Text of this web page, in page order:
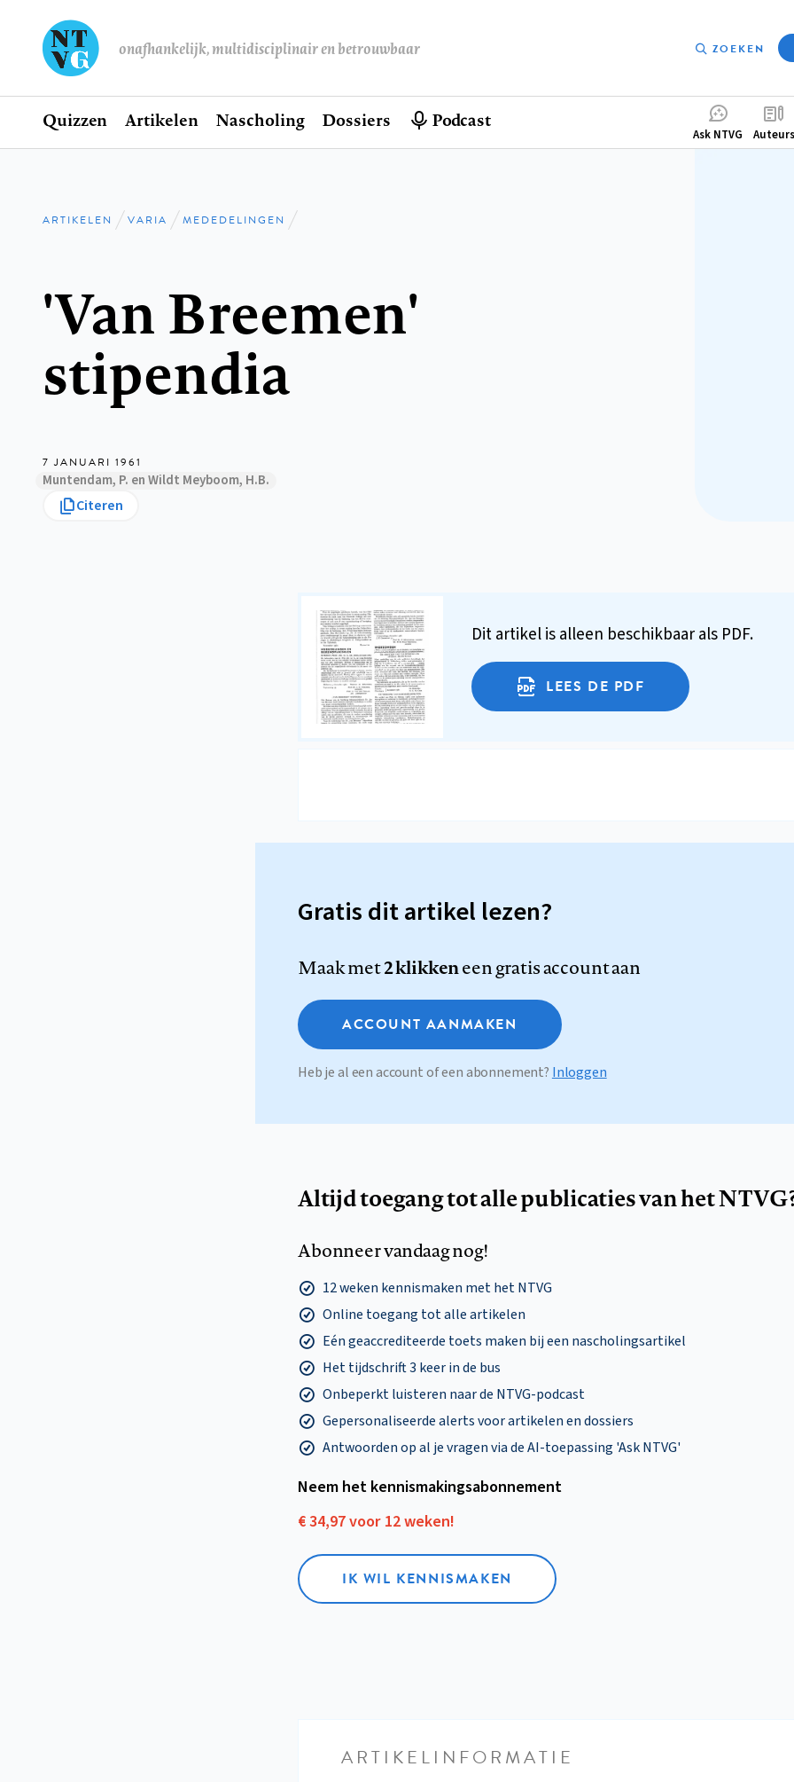
onafhankelijk, multidisciplinair en betrouwbaar ZOEKEN
Hoofdnavigatie
Home
Quizzen Artikelen Nascholing Dossiers Podcast
Ask NTVG Auteurs
Kruimelpad
ARTIKELEN VARIA MEDEDELINGEN
'Van Breemen'
stipendia
7 JANUARI 1961
Muntendam, P. en Wildt Meyboom, H.B.
Citeren
Dit artikel is alleen beschikbaar als PDF.
LEES DE PDF
Gratis dit artikel lezen?
Maak met2 klikkeneen gratis account aan
ACCOUNT AANMAKEN
Heb je al een account of een abonnement? Inloggen
Altijd toegang tot alle publicaties van het
Abonneer vandaag nog!
12 weken kennismaken met het NTVG
Online toegang tot alle artikelen
Eén geaccrediteerde toets maken bij een nascholingsartikel
Het tijdschrift 3 keer in de bus
Onbeperkt luisteren naar de NTVG-podcast
Gepersonaliseerde alerts voor artikelen en dossiers
Antwoorden op al je vragen via de AI-toepassing 'Ask NTVG'
Neem het kennismakings­abonnement
€ 34,97 voor 12 weken!
IK WIL KENNISMAKEN
ARTIKELINFORMATIE